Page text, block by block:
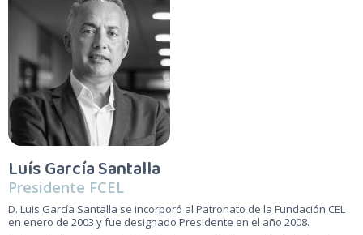
Luís García Santalla
Presidente FCEL
D. Luis García Santalla se incorporó al Patronato de la Fundación CEL
en enero de 2003 y fue designado Presidente en el año 2008.